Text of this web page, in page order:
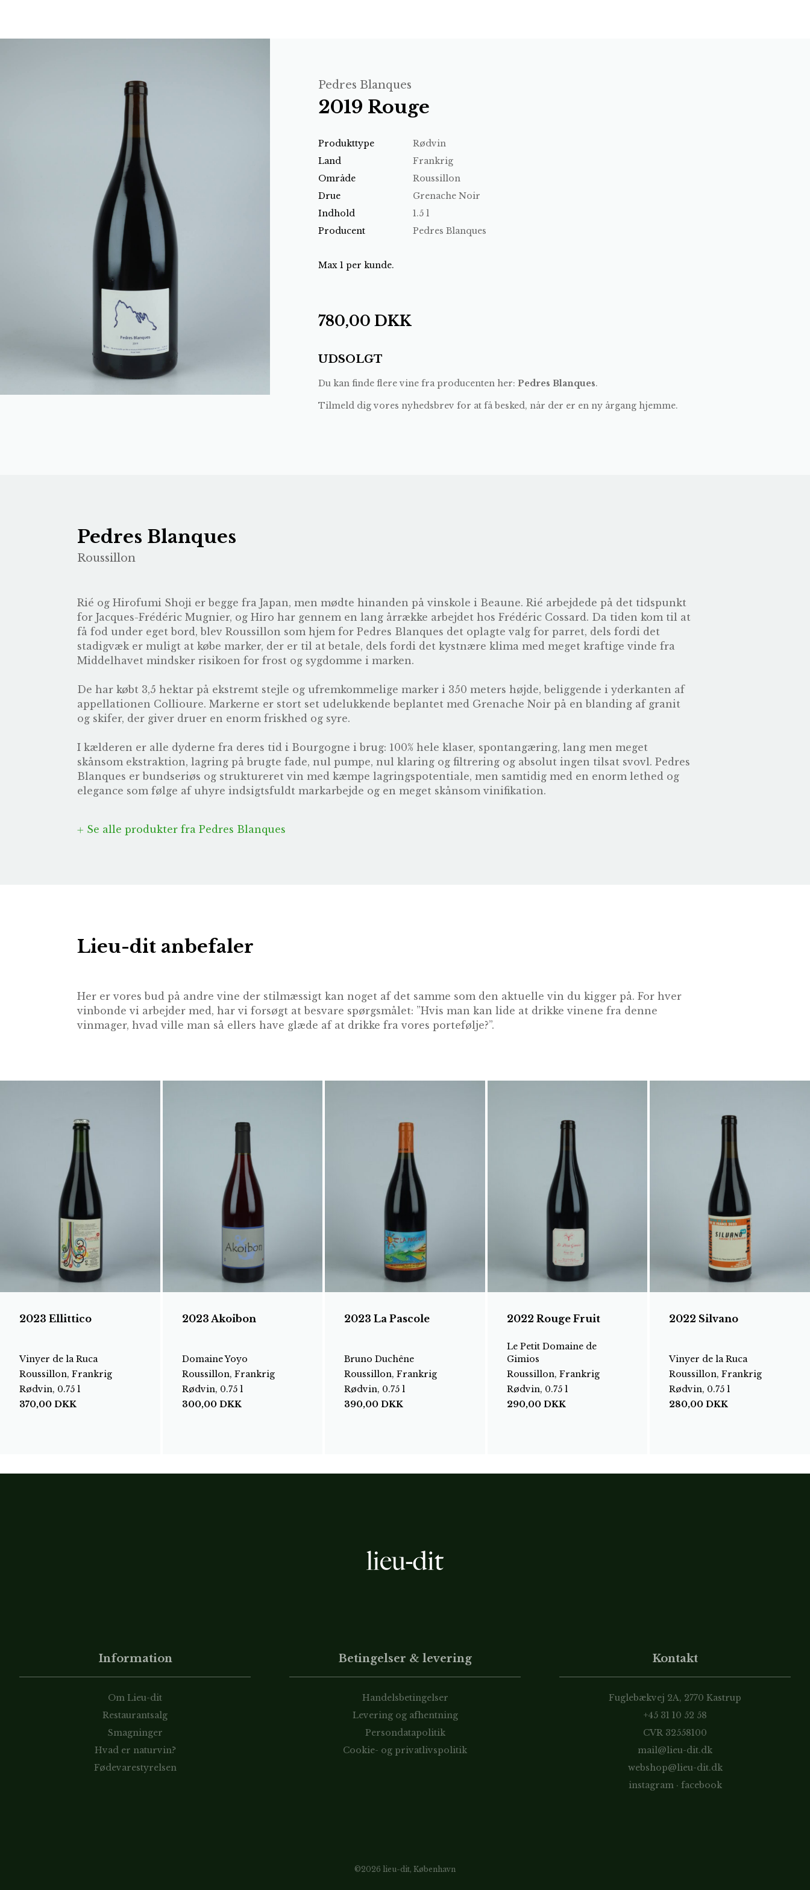
Pedres Blanques
2019 Rouge
Produkttype
Rødvin
Land
Frankrig
Område
Roussillon
Drue
Grenache Noir
Indhold
1.5 l
Producent
Pedres Blanques
Max 1 per kunde.
780,00 DKK
UDSOLGT
Du kan finde flere vine fra producenten her: Pedres Blanques.
Tilmeld dig vores nyhedsbrev for at få besked, når der er en ny årgang hjemme.
Pedres Blanques
Roussillon
Rié og Hirofumi Shoji er begge fra Japan, men mødte hinanden på vinskole i Beaune. Rié arbejdede på det tidspunkt
for Jacques-Frédéric Mugnier, og Hiro har gennem en lang årrække arbejdet hos Frédéric Cossard. Da tiden kom til at
få fod under eget bord, blev Roussillon som hjem for Pedres Blanques det oplagte valg for parret, dels fordi det
stadigvæk er muligt at købe marker, der er til at betale, dels fordi det kystnære klima med meget kraftige vinde fra
Middelhavet mindsker risikoen for frost og sygdomme i marken.
De har købt 3,5 hektar på ekstremt stejle og ufremkommelige marker i 350 meters højde, beliggende i yderkanten af
appellationen Collioure. Markerne er stort set udelukkende beplantet med Grenache Noir på en blanding af granit
og skifer, der giver druer en enorm friskhed og syre.
I kælderen er alle dyderne fra deres tid i Bourgogne i brug: 100% hele klaser, spontangæring, lang men meget
skånsom ekstraktion, lagring på brugte fade, nul pumpe, nul klaring og filtrering og absolut ingen tilsat svovl. Pedres
Blanques er bundseriøs og struktureret vin med kæmpe lagringspotentiale, men samtidig med en enorm lethed og
elegance som følge af uhyre indsigtsfuldt markarbejde og en meget skånsom vinifikation.
Se alle produkter fra Pedres Blanques
Lieu-dit anbefaler
Her er vores bud på andre vine der stilmæssigt kan noget af det samme som den aktuelle vin du kigger på. For hver
vinbonde vi arbejder med, har vi forsøgt at besvare spørgsmålet: ”Hvis man kan lide at drikke vinene fra denne
vinmager, hvad ville man så ellers have glæde af at drikke fra vores portefølje?”.
2023 Ellittico
Vinyer de la Ruca
Roussillon, Frankrig
Rødvin, 0.75 l
370,00 DKK
2023 Akoibon
Domaine Yoyo
Roussillon, Frankrig
Rødvin, 0.75 l
300,00 DKK
2023 La Pascole
Bruno Duchêne
Roussillon, Frankrig
Rødvin, 0.75 l
390,00DKK
2022 Rouge Fruit
Le Petit Domaine de
Gimios
Roussillon, Frankrig
Rødvin, 0.75 l
290,00 DKK
2022 Silvano
Vinyer de la Ruca
Roussillon, Frankrig
Rødvin, 0.75 l
280,00DKK
Information
Om Lieu-dit
Restaurantsalg
Smagninger
Hvad er naturvin?
Fødevarestyrelsen
Betingelser & levering
Handelsbetingelser
Levering og afhentning
Persondatapolitik
Cookie- og privatlivspolitik
Kontakt
Fuglebækvej 2A, 2770 Kastrup
+45 31 10 52 58
CVR 32558100
mail@lieu-dit.dk
webshop@lieu-dit.dk
instagram · facebook
©2026 lieu-dit, København